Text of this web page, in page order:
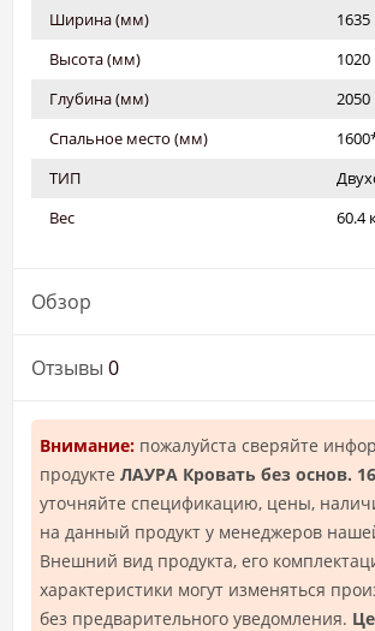
Ширина (мм)
1635
Высота (мм)
1020
Глубина (мм)
2050
Спальное место (мм)
ТИП
Вес
60.4
Обзор
Отзывы 0
Внимание: пожалуйста сверяйте
продукте ЛАУРА Кровать без основ.
уточняйте спецификацию, цены,
на данный продукт у менеджеров
Внешний вид продукта, его
характеристики могут изменяться
без предварительного уведомления.